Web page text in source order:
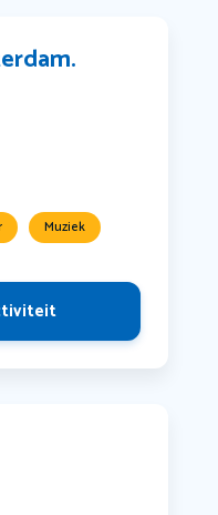
Muziek